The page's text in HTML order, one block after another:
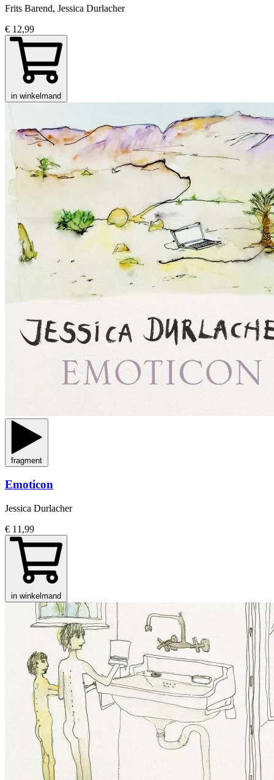
Frits Barend, Jessica Durlacher
€ 12,99
in winkelmand
fragment
Emoticon
Jessica Durlacher
€ 11,99
in winkelmand